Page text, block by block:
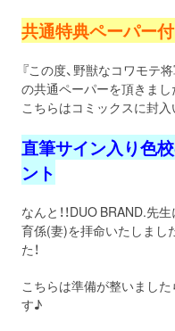
共通特典ペーパー
『この度、野獣なコワモテ
の共通ペーパーを頂きまし
こちらはコミックスに封
直筆サイン入り色
ント
なんと！！DUO BRAND.先
育係(妻)を拝命いたしまし
た！
こちらは準備が整いまし
す♪